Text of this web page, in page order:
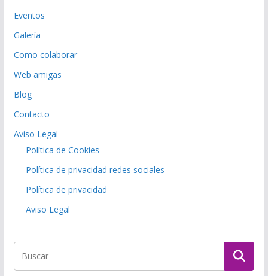
Eventos
Galería
Como colaborar
Web amigas
Blog
Contacto
Aviso Legal
Política de Cookies
Política de privacidad redes sociales
Política de privacidad
Aviso Legal